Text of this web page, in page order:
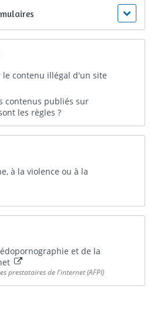
le contenu illégal d'un site
contenus publiés sur
les règles ?
à la violence ou à la
et de la
prestataires de l'internet (AFPI)